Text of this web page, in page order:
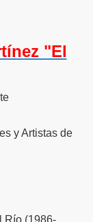
"El
y Artistas de
Río (1986-